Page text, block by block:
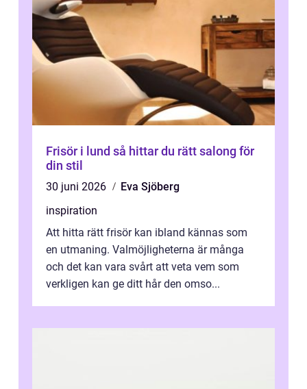
Frisör i lund så hittar du rätt salong för
din stil
30 juni 2026
Eva Sjöberg
inspiration
Att hitta rätt frisör kan ibland kännas som
en utmaning. Valmöjligheterna är många
och det kan vara svårt att veta vem som
verkligen kan ge ditt hår den omso...